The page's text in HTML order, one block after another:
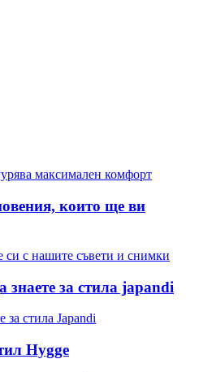
максимален комфорт
които ще ви
си с нашите съвети и снимки
знаете за стила japandi
за стила Japandi
Hygge